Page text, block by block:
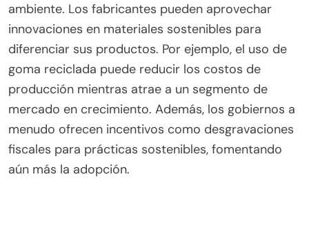
ambiente. Los fabricantes pueden aprovechar
innovaciones en materiales sostenibles para
diferenciar sus productos. Por ejemplo, el uso de
goma reciclada puede reducir los costos de
producción mientras atrae a un segmento de
mercado en crecimiento. Además, los gobiernos a
menudo ofrecen incentivos como desgravaciones
fiscales para prácticas sostenibles, fomentando
aún más la adopción.